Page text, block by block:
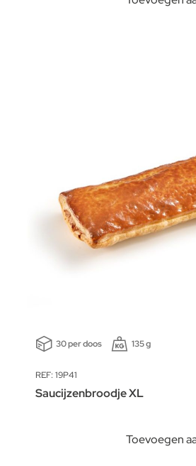
30 per doos 135 g
REF: 19P41
Saucijzenbroodje XL
Toevoegen